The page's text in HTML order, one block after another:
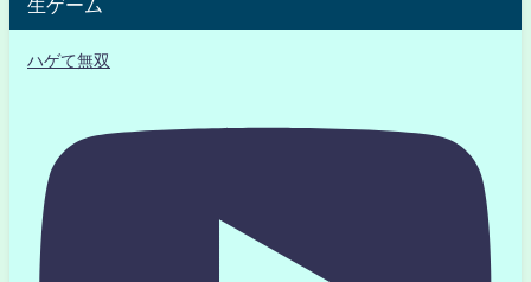
生ゲーム
ハゲて無双